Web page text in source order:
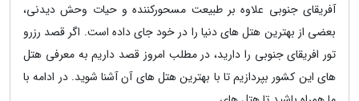
آفریقای جنوبی علاوه بر طبیعت مسحورکننده و حیات وحش دیدنی،
بعضی از بهترین هتل های دنیا را در خود جای داده است. اگر قصد رزرو
تور افریقای جنوبی را دارید، در مطلب امروز قصد داریم به معرفی هتل
های این کشور بپردازیم تا با بهترین هتل های آن آشنا شوید. در ادامه با